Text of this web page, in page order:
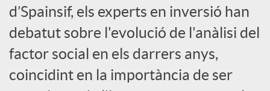
a
l
d’Spainsif, els experts en inversió han
debatut sobre l'evolució de l'anàlisi del
factor social en els darrers anys,
coincidint en la importància de ser